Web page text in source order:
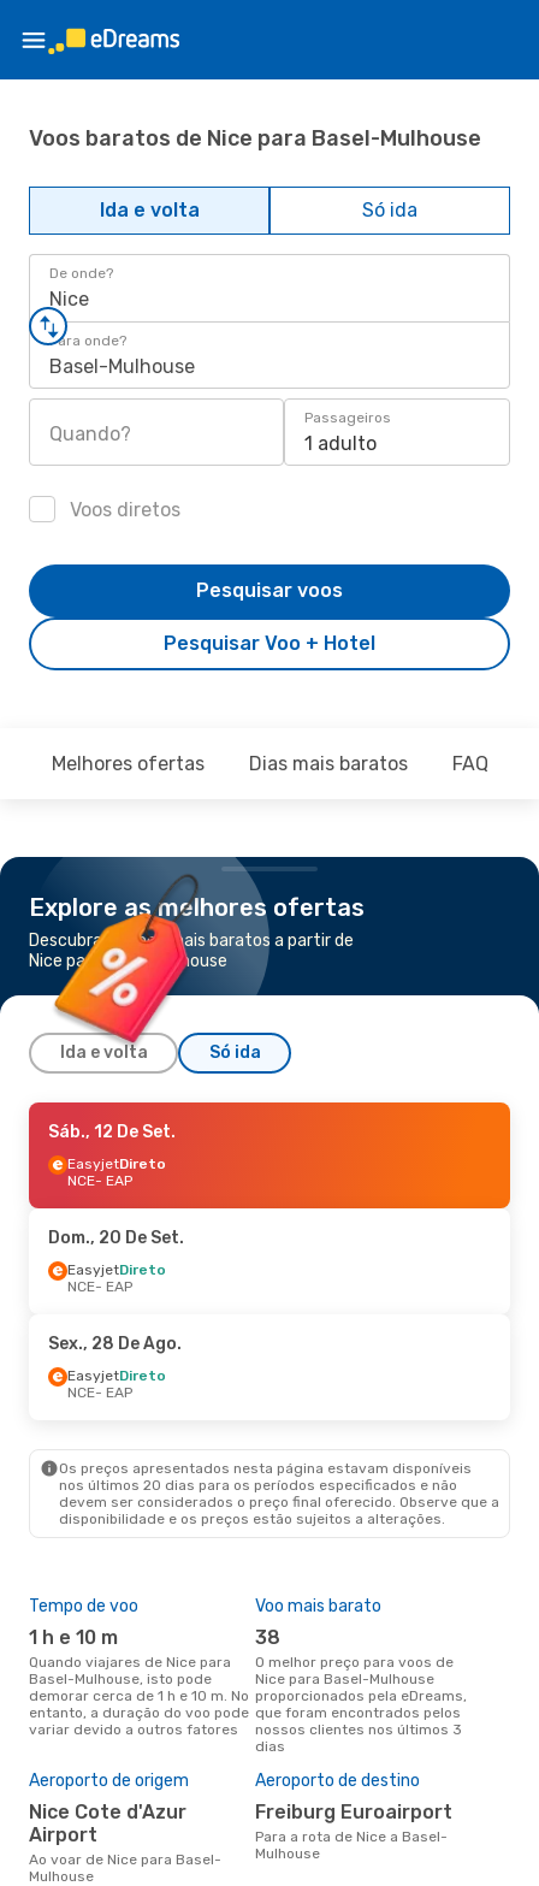
Voos baratos de Nice para Basel-Mulhouse
Ida e volta Só ida
De onde?
Nice
Para onde?
Basel-Mulhouse
Quando?
Passageiros
1 adulto
Voos diretos
Pesquisar Voo + Hotel
Pesquisar voos
Melhores ofertas Dias mais baratos FAQ
Explore as melhores ofertas
Descubra os voos mais baratos a partir de
Nice para Basel-Mulhouse
Ida e volta Só ida
Qui., 3 De Set.- Seg., 7 De Set.
EasyjetDireto
NCE- EAP
EAP- NCE
Qua., 16 De Set.
Easyjet Direto
EAP- NCE
Sáb., 12 De Set.
EasyjetDireto
NCE- EAP
Dom., 20 De Set.
EasyjetDireto
NCE- EAP
Sex., 28 De Ago.
EasyjetDireto
NCE- EAP
Os preços apresentados nesta página estavam disponíveis
nos últimos 20 dias para os períodos especificados e não
devem ser considerados o preço final oferecido. Observe que a
disponibilidade e os preços estão sujeitos a alterações.
Tempo de voo
1 h e 10 m
Quando viajares de Nice para
Basel-Mulhouse, isto pode
demorar cerca de 1 h e 10 m. No
entanto, a duração do voo pode
variar devido a outros fatores
Voo mais barato
38
O melhor preço para voos de
Nice para Basel-Mulhouse
proporcionados pela eDreams,
que foram encontrados pelos
nossos clientes nos últimos 3
dias
Aeroporto de origem
Nice Cote d'Azur
Airport
Ao voar de Nice para Basel-
Mulhouse
Aeroporto de destino
Freiburg Euroairport
Para a rota de Nice a Basel-
Mulhouse